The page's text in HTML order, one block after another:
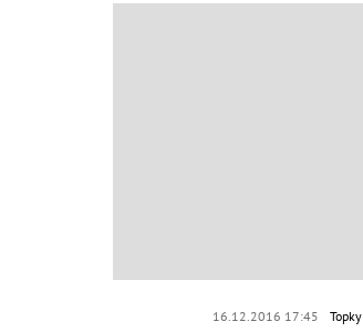
16.12.2016 17:45 Topky